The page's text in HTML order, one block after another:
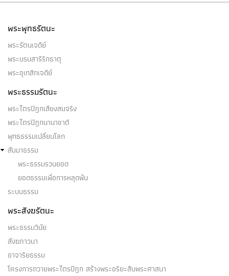
พระพุทธรัตนะ
พระรัตนเจดีย์
พระบรมสารีริกธาตุ
พระอุเทสิกเจดีย์
พระธรรมรัตนะ
พระไตรปิฎกเสียงสมจริง
พระไตรปิฎกนานาชาติ
พุทธธรรมเปลี่ยนโลก
สัมมาธรรม
พระธรรมรวบยอด
ยอดธรรมเพื่อการหลุดพ้น
ระบบธรรม
พระสังฆรัตนะ
พระธรรมวินัย
สังฆภาวนา
อาจาริยธรรม
โครงการถวายพระไตรปิฎก สร้างพระอริยะสืบพระศาสนา